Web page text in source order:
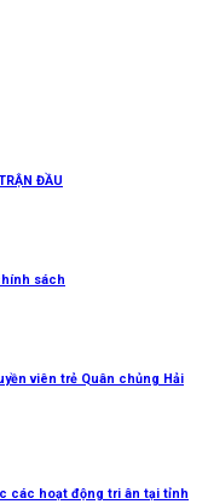
ĐẦU
sách
viên trẻ Quân chủng Hải
các hoạt động tri ân tại tỉnh